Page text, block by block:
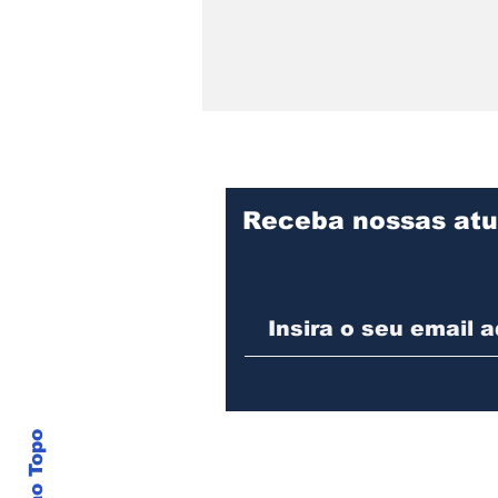
divulga programação de
agosto com oficina para
Receba nossas